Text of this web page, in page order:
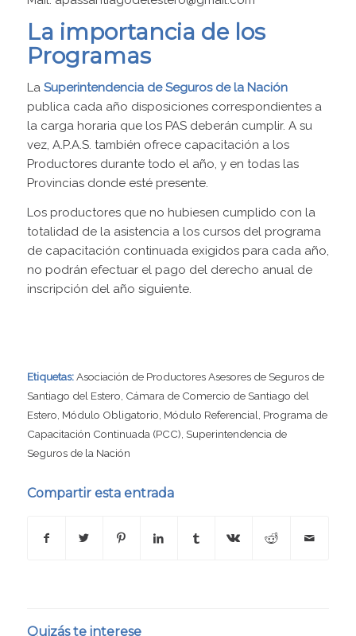
La importancia de los
Programas
La Superintendencia de Seguros de la Nación
publica cada año disposiciones correspondientes a
la carga horaria que los PAS deberán cumplir. A su
vez, A.P.A.S. también ofrece capacitación a los
Productores durante todo el año, y en todas las
Provincias donde esté presente.
Los productores que no hubiesen cumplido con la
totalidad de la asistencia a los cursos del programa
de capacitación continuada exigidos para cada año,
no podrán efectuar el pago del derecho anual de
inscripción del año siguiente.
Etiquetas: Asociación de Productores Asesores de Seguros de
Santiago del Estero Cámara de Comercio de Santiago del
Estero Módulo Obligatorio Módulo Referencial Programa de
Capacitación Continuada (PCC) Superintendencia de
Seguros de la Nación
Compartir esta entrada
Quizás te interese